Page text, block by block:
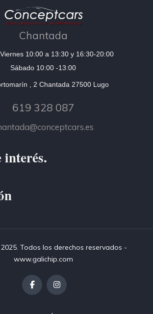
Chantada
10:00 a 13:30 y 16:30-20:00
Sábado 10:00 -13:00
, 2 Chantada 27500 Lugo
619 328 087
interés.
Todos los derechos reservados -
www.galichip.com